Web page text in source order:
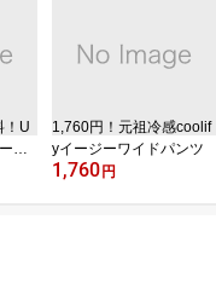
！U
カ
1,760円！元祖冷感coolif
yイージーワイドパンツ
1,760 円